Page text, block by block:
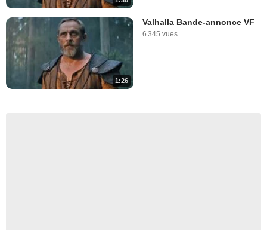
1:26
Valhalla Bande-annonce VF
6 345 vues